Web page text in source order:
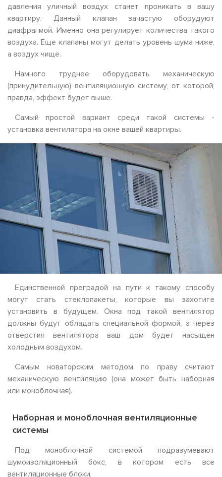
давления уличный воздух станет проникать в вашу
квартиру. Данный клапан зачастую оборудуют
диафрагмой. Именно она регулирует количества такого
воздуха. Еще клапаны могут делать уровень шума ниже,
а воздух чище.
Намного труднее оборудовать механическую
(принудительную) вентиляционную систему, от которой,
правда, эффект будет выше.
Самый простой вариант среди такой системы -
установка вентилятора на окне вашей квартиры.
Единственной преградой на пути к такому способу
могут стать стеклопакеты, которые вы захотите
установить в будущем. Окна под такой вентилятор
должны будут обладать специальной формой, а через
отверстия вентилятора ваш дом будет насыщен
холодным воздухом.
Самым новаторским методом по праву считают
механическую вентиляцию (она может быть наборная
или моноблочная).
Наборная и моноблочная вентиляционные
системы
Под моноблочной системой подразумевают
шумоизоляционный бокс, в котором есть все
вентиляционные блоки.